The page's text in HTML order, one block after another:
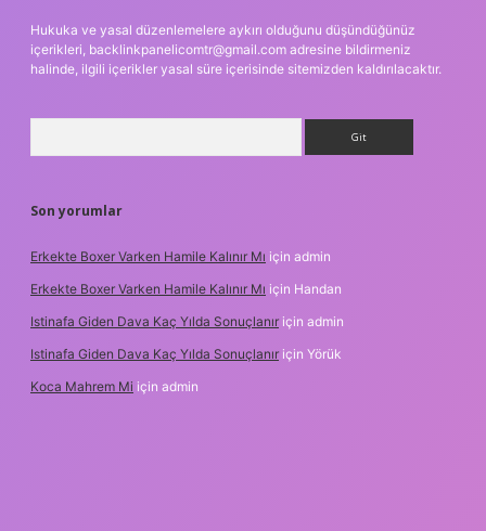
Hukuka ve yasal düzenlemelere aykırı olduğunu düşündüğünüz
içerikleri, backlinkpanelicomtr@gmail.com adresine bildirmeniz
halinde, ilgili içerikler yasal süre içerisinde sitemizden kaldırılacaktır.
Son yorumlar
Erkekte Boxer Varken Hamile Kalınır Mı için admin
Erkekte Boxer Varken Hamile Kalınır Mı için Handan
Istinafa Giden Dava Kaç Yılda Sonuçlanır için admin
Istinafa Giden Dava Kaç Yılda Sonuçlanır için Yörük
Koca Mahrem Mi için admin